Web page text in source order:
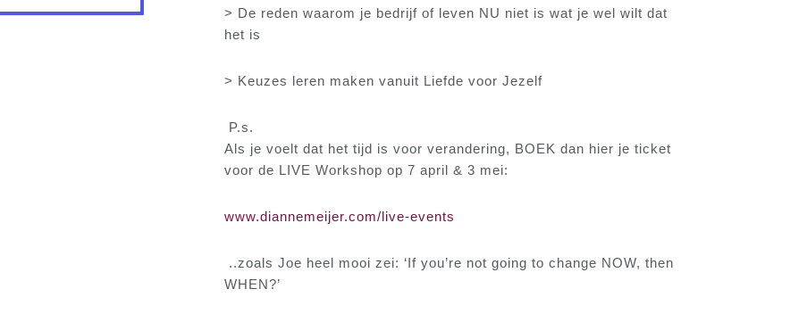
> De reden waarom je bedrijf of leven NU niet is wat je wel wilt dat
het is
> Keuzes leren maken vanuit Liefde voor Jezelf
P.s.
Als je voelt dat het tijd is voor verandering, BOEK dan hier je ticket
voor de LIVE Workshop op 7 april & 3 mei:
www.diannemeijer.com/live-events
..zoals Joe heel mooi zei: ‘If you’re not going to change NOW, then
WHEN?’